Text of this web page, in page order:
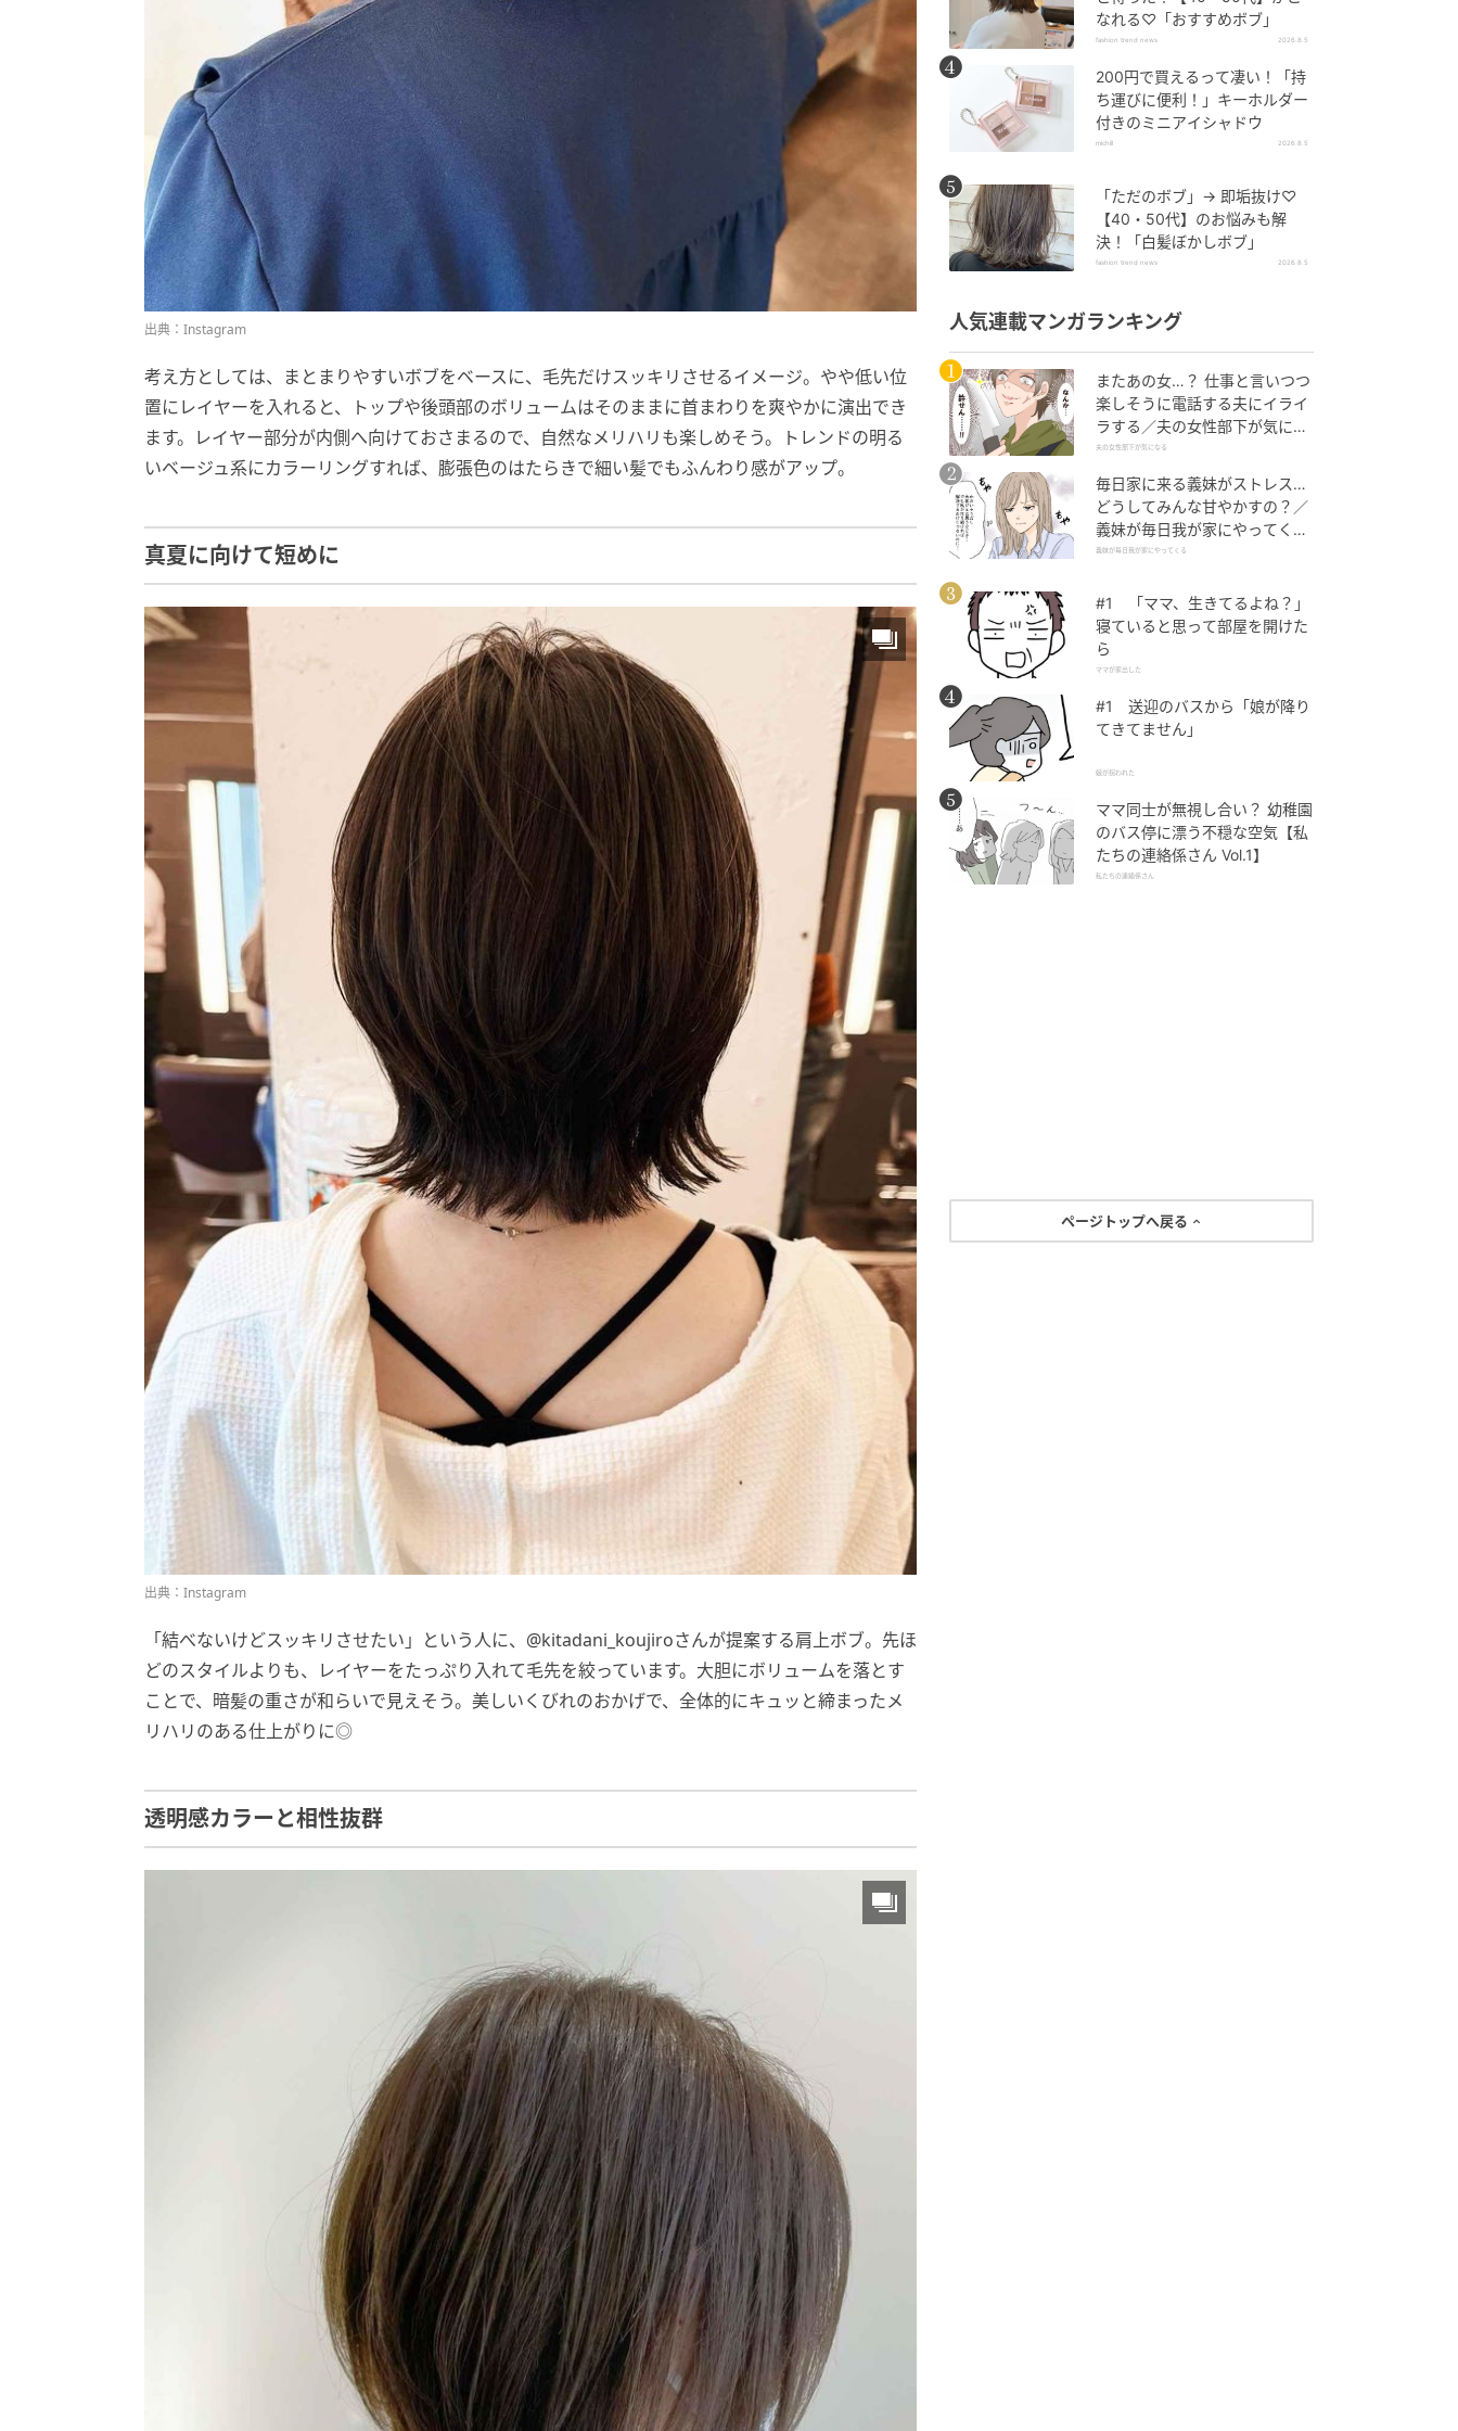
出典：Instagram
考え方としては、まとまりやすいボブをベースに、毛先だけスッキリさせるイメージ。やや低い位
置にレイヤーを入れると、トップや後頭部のボリュームはそのままに首まわりを爽やかに演出でき
ます。レイヤー部分が内側へ向けておさまるので、自然なメリハリも楽しめそう。トレンドの明る
いベージュ系にカラーリングすれば、膨張色のはたらきで細い髪でもふんわり感がアップ。
真夏に向けて短めに
出典：Instagram
「結べないけどスッキリさせたい」という人に、@kitadani_koujiroさんが提案する肩上ボブ。先ほ
どのスタイルよりも、レイヤーをたっぷり入れて毛先を絞っています。大胆にボリュームを落とす
ことで、暗髪の重さが和らいで見えそう。美しいくびれのおかげで、全体的にキュッと締まったメ
リハリのある仕上がりに◎
透明感カラーと相性抜群
なれる♡「おすすめボブ」
fashion trend news 2026.8.5
200円で買えるって凄い！「持
ち運びに便利！」キーホルダー
付きのミニアイシャドウ
michill 2026.8.5
「ただのボブ」→ 即垢抜け♡
【40・50代】のお悩みも解
決！「白髪ぼかしボブ」
fashion trend news 2026.8.5
人気連載マンガランキング
またあの女…？ 仕事と言いつつ
楽しそうに電話する夫にイライ
ラする／夫の女性部下が気にな
る（1）【夫婦の危機 まんが】
夫の女性部下が気になる
毎日家に来る義妹がストレス…
どうしてみんな甘やかすの？／
義妹が毎日我が家にやってくる
（1）【義父母がシンドイんで
義妹が毎日我が家にやってくる
#1 「ママ、生きてるよね？」
寝ていると思って部屋を開けた
ら
ママが家出した
#1 送迎のバスから「娘が降り
てきてません」
娘が拐われた
ママ同士が無視し合い？ 幼稚園
のバス停に漂う不穏な空気【私
たちの連絡係さん Vol.1】
私たちの連絡係さん
ページトップへ戻る